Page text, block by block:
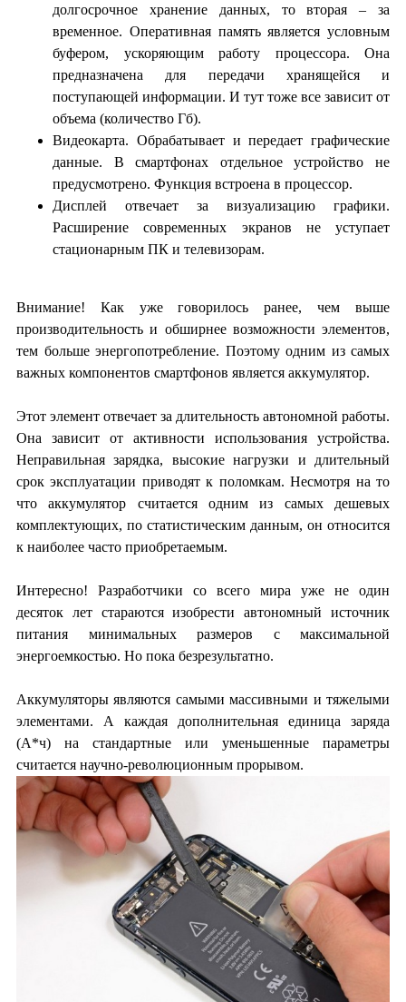
долгосрочное хранение данных, то вторая – за
временное. Оперативная память является условным
буфером, ускоряющим работу процессора. Она
предназначена для передачи хранящейся и
поступающей информации. И тут тоже все зависит от
объема (количество Гб).
Видеокарта. Обрабатывает и передает графические
данные. В смартфонах отдельное устройство не
предусмотрено. Функция встроена в процессор.
Дисплей отвечает за визуализацию графики.
Расширение современных экранов не уступает
стационарным ПК и телевизорам.
Внимание! Как уже говорилось ранее, чем выше
производительность и обширнее возможности элементов,
тем больше энергопотребление. Поэтому одним из самых
важных компонентов смартфонов является аккумулятор.
Этот элемент отвечает за длительность автономной работы.
Она зависит от активности использования устройства.
Неправильная зарядка, высокие нагрузки и длительный
срок эксплуатации приводят к поломкам. Несмотря на то
что аккумулятор считается одним из самых дешевых
комплектующих, по статистическим данным, он относится
к наиболее часто приобретаемым.
Интересно! Разработчики со всего мира уже не один
десяток лет стараются изобрести автономный источник
питания минимальных размеров с максимальной
энергоемкостью. Но пока безрезультатно.
Аккумуляторы являются самыми массивными и тяжелыми
элементами. А каждая дополнительная единица заряда
(А*ч) на стандартные или уменьшенные параметры
считается научно-революционным прорывом.